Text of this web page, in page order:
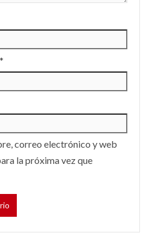
*
correo electrónico y web
la próxima vez que